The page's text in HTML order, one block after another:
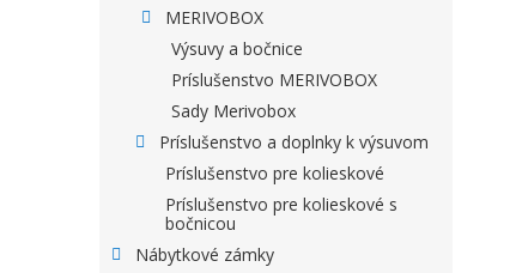
MERIVOBOX
Výsuvy a bočnice
Príslušenstvo MERIVOBOX
Sady Merivobox
Príslušenstvo a doplnky k výsuvom
Príslušenstvo pre kolieskové
Príslušenstvo pre kolieskové s
bočnicou
Nábytkové zámky